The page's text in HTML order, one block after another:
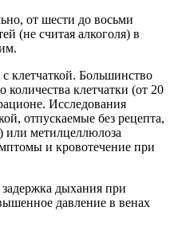
от шести до восьми
(не считая алкоголя) в
клетчаткой. Большинство
клетчатки (от 20
Исследования
отпускаемые без рецепта,
или метилцеллюлоза
и кровотечение при
дыхания при
давление в венах